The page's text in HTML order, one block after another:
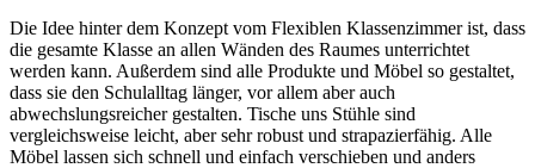
Die Idee hinter dem Konzept vom Flexiblen Klassenzimmer ist, dass
die gesamte Klasse an allen Wänden des Raumes unterrichtet
werden kann. Außerdem sind alle Produkte und Möbel so gestaltet,
dass sie den Schulalltag länger, vor allem aber auch
abwechslungsreicher gestalten. Tische uns Stühle sind
vergleichsweise leicht, aber sehr robust und strapazierfähig. Alle
Möbel lassen sich schnell und einfach verschieben und anders